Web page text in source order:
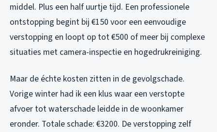
middel. Plus een half uurtje tijd. Een professionele
ontstopping begint bij €150 voor een eenvoudige
verstopping en loopt op tot €500 of meer bij complexe
situaties met camera-inspectie en hogedrukreiniging.
Maar de échte kosten zitten in de gevolgschade.
Vorige winter had ik een klus waar een verstopte
afvoer tot waterschade leidde in de woonkamer
eronder. Totale schade: €3200. De verstopping zelf